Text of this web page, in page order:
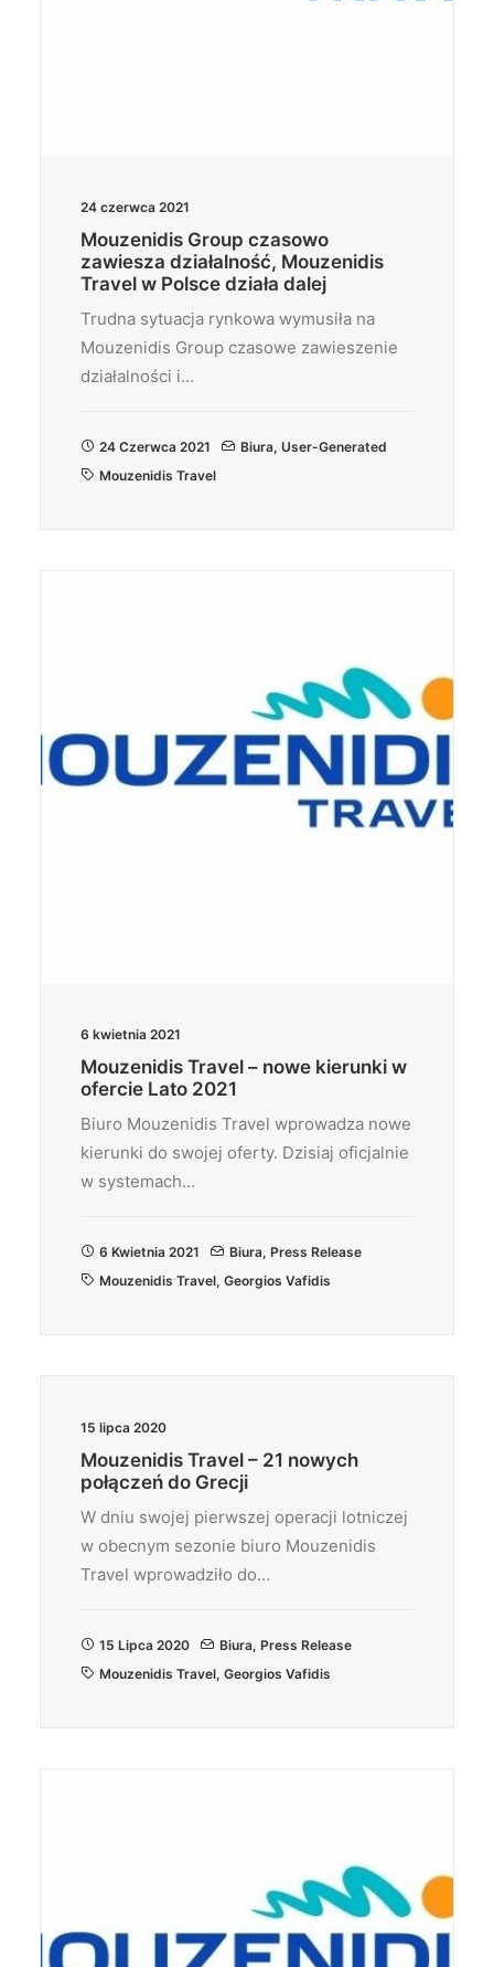
24 czerwca 2021
Mouzenidis Group czasowo
zawiesza działalność, Mouzenidis
Travel w Polsce działa dalej
Trudna sytuacja rynkowa wymusiła na
Mouzenidis Group czasowe zawieszenie
działalności i…
24 Czerwca 2021 Biura, User-Generated
Mouzenidis Travel
6 kwietnia 2021
Mouzenidis Travel – nowe kierunki w
ofercie Lato 2021
Biuro Mouzenidis Travel wprowadza nowe
kierunki do swojej oferty. Dzisiaj oficjalnie
w systemach…
6 Kwietnia 2021 Biura, Press Release
Mouzenidis Travel, Georgios Vafidis
15 lipca 2020
Mouzenidis Travel – 21 nowych
połączeń do Grecji
W dniu swojej pierwszej operacji lotniczej
w obecnym sezonie biuro Mouzenidis
Travel wprowadziło do…
15 Lipca 2020 Biura, Press Release
Mouzenidis Travel, Georgios Vafidis